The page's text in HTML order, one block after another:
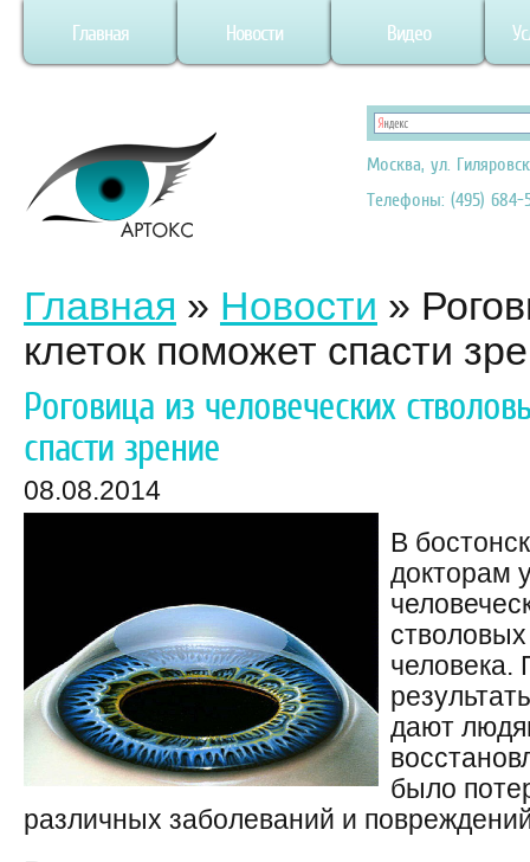
Главная Новости Видео
Москва, ул.
Телефоны: (495) 684-
Главная » Новости »
клеток поможет спасти
Роговица из человеческих
спасти зрение
08.08.2014
В
докторам
стволовых
человека.
дают
было
различных заболеваний и